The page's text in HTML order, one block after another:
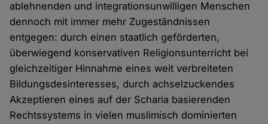
ablehnenden und integrationsunwilligen Menschen
dennoch mit immer mehr Zugeständnissen
entgegen: durch einen staatlich geförderten,
überwiegend konservativen Religionsunterricht bei
gleichzeitiger Hinnahme eines weit verbreiteten
Bildungsdesinteresses, durch achselzuckendes
Akzeptieren eines auf der Scharia basierenden
Rechtssystems in vielen muslimisch dominierten